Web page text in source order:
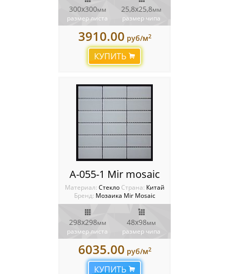
300x300мм
размер листа
25,8х25,8мм
размер чипа
3910.00 руб/м2
КУПИТЬ
A-055-1 Mir mosaic
Материал: Стекло Cтрана: Китай
Бренд: Мозаика Mir Mosaic
298x298мм
размер листа
48х98мм
размер чипа
6035.00 руб/м2
КУПИТЬ